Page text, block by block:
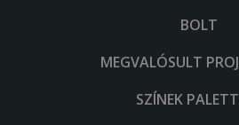
BOLT
MEGVALÓSULT
SZÍNEK